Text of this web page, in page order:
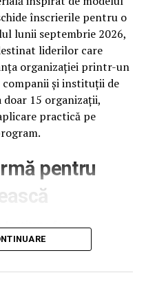
acoperișul tău –
first onINCISIV TV.
și Renovări de
cu DachProfi Wien
înscrierile pentru o
lunii septembrie 2026,
liderilor care
organizației printr-un
și instituții de
15 organizații,
practică pe
pentru
Institute for
la 18 iunie 2026,
în anul anterior –
patru ani. România se